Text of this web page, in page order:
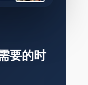
要的时